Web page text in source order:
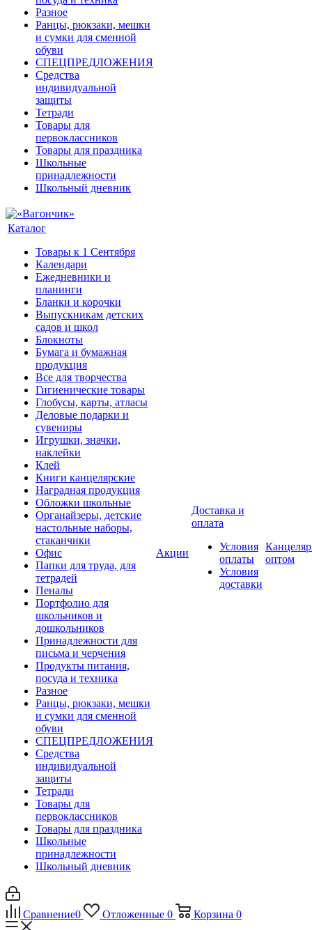
Разное
Ранцы, рюкзаки, мешки
и сумки для сменной
обуви
СПЕЦПРЕДЛОЖЕНИЯ
Средства
индивидуальной
защиты
Тетради
Товары для
первоклассников
Товары для праздника
Школьные
принадлежности
Школьный дневник
Каталог
Товары к 1 Сентября
Календари
Ежедневники и
планинги
Бланки и корочки
Выпускникам детских
садов и школ
Блокноты
Бумага и бумажная
продукция
Все для творчества
Гигиенические товары
Глобусы, карты, атласы
Деловые подарки и
сувениры
Игрушки, значки,
наклейки
Клей
Книги канцелярские
Наградная продукция
Обложки школьные
Органайзеры, детские
настольные наборы,
стаканчики
Офис
Папки для труда, для
тетрадей
Пеналы
Портфолио для
школьников и
дошкольников
Принадлежности для
письма и черчения
Продукты питания,
посуда и техника
Разное
Ранцы, рюкзаки, мешки
и сумки для сменной
обуви
СПЕЦПРЕДЛОЖЕНИЯ
Средства
индивидуальной
защиты
Тетради
Товары для
первоклассников
Товары для праздника
Школьные
принадлежности
Школьный дневник
Акции
Доставка и
оплата
Условия
оплаты
Условия
доставки
оптом
Сравнение0 Отложенные 0 Корзина 0